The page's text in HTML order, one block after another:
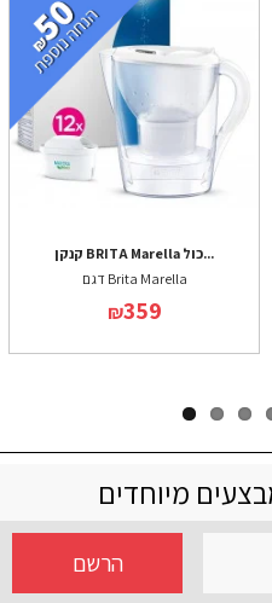
קנקן BRITA Marella כול...
דגם Brita Marella
₪359
מיוחדים
הרשם